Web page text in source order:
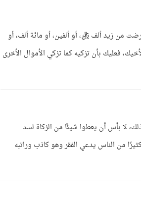
من زيد ألف ريال، أو ألفين، أو مائة ألف، أو
فعليك بأن تزكيه كما تزكي الأموال الأخرى
لا بأس أن يعطوا شيئًا من الزكاة لسد
من الناس يدعي الفقر وهو كاذب وراتبه